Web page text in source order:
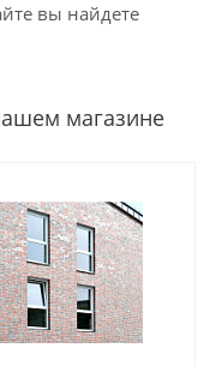
вы найдете
магазине